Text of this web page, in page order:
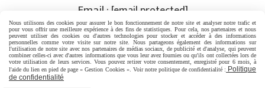
Email : [email protected]
Tél :+262 6 92 65 50 62
PRISE DE RENDEZ-VOUS
Nous utilisons des cookies pour assurer le bon fonctionnement de notre site et analyser notre trafic et
pour vous offrir une meilleure expérience à des fins de statistiques. Pour cela, nos partenaires et nous
peuvent utiliser des cookies ou d'autres technologies pour stocker et accéder à des informations
personnelles comme votre visite sur notre site. Nous partageons également des informations sur
l'utilisation de notre site avec nos partenaires de médias sociaux, de publicité et d'analyse, qui peuvent
combiner celles-ci avec d'autres informations que vous leur avez fournies ou qu'ils ont collectées lors de
votre utilisation de leurs services. Vous pouvez retirer votre consentement, enregistré pour 6 mois, à
l'aide du lien en pied de page « Gestion Cookies ». Voir notre politique de confidentialité : Politique
de confidentialité